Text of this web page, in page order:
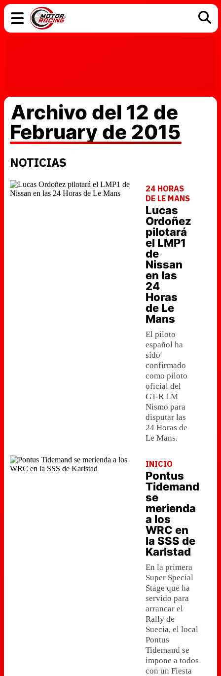
Archivo del 12 de
February de 2015
NOTICIAS
24 HORAS
DE LE MANS
Lucas
Ordoñez
pilotará
el LMP1
de
Nissan
en las
24
Horas
de Le
Mans
El piloto
español ha
sido
confirmado
como piloto
oficial del
GT-R LM
Nismo para
disputar las
24 Horas de
Le Mans.
INICIO
Pontus
Tidemand
se
merienda
a los
WRC en
la SSS de
Karlstad
En la primera
Super Special
Stage que ha
servido para
arrancar el
Rally de
Suecia, el local
Pontus
Tidemand se
impone a todos
con un Fiesta